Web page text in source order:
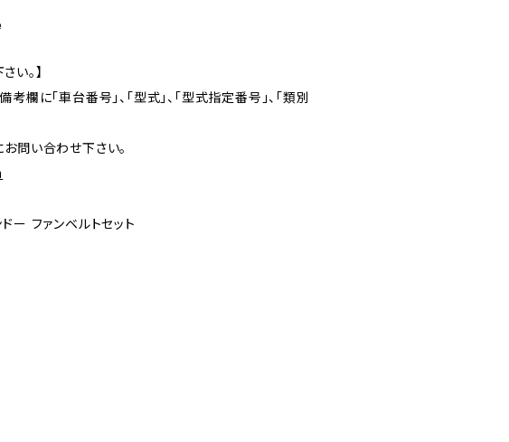
い。】
欄に「車台番号」、「型式」、「型式指定番号」、「類別
問い合わせ下さい。
ー ファンベルトセット